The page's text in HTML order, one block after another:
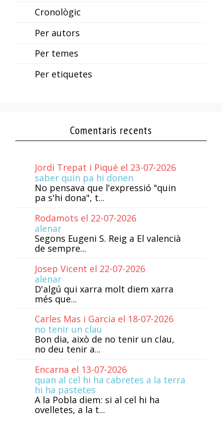
Cronològic
Per autors
Per temes
Per etiquetes
Comentaris recents
Jordi Trepat i Piqué el 23-07-2026
saber quin pa hi donen
No pensava que l'expressió "quin
pa s'hi dona", t...
Rodamots el 22-07-2026
alenar
Segons Eugeni S. Reig a El valencià
de sempre...
Josep Vicent el 22-07-2026
alenar
D'algú qui xarra molt diem xarra
més que...
Carles Mas i Garcia el 18-07-2026
no tenir un clau
Bon dia, això de no tenir un clau,
no deu tenir a...
Encarna el 13-07-2026
quan al cel hi ha cabretes a la terra
hi ha pastetes
A la Pobla diem: si al cel hi ha
ovelletes, a la t...